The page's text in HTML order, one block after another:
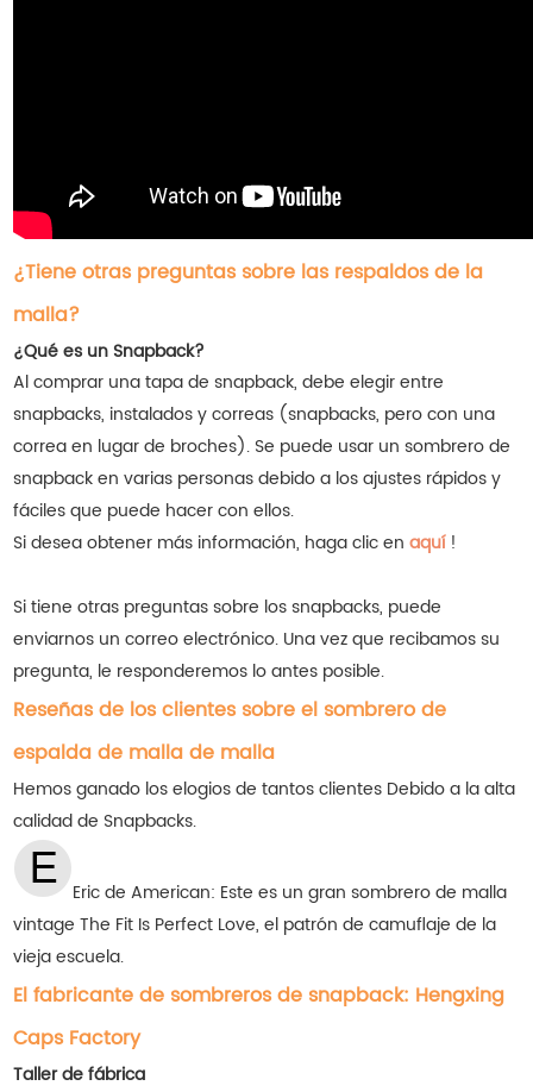
¿Tiene otras preguntas sobre las respaldos de la
malla?
¿Qué es un Snapback?
Al comprar una tapa de snapback, debe elegir entre
snapbacks, instalados y correas (snapbacks, pero con una
correa en lugar de broches). Se puede usar un sombrero de
snapback en varias personas debido a los ajustes rápidos y
fáciles que puede hacer con ellos.
Si desea obtener más información, haga clic enaquí!
Si tiene otras preguntas sobre los snapbacks, puede
enviarnos un correo electrónico. Una vez que recibamos su
pregunta, le responderemos lo antes posible.
Reseñas de los clientes sobre el sombrero de
espalda de malla de malla
Hemos ganado los elogios de tantos clientes Debido a la alta
calidad de Snapbacks.
Eric de American: Este es un gran sombrero de malla
vintage The Fit Is Perfect Love, el patrón de camuflaje de la
vieja escuela.
El fabricante de sombreros de snapback: Hengxing
Caps Factory
Taller de fábrica